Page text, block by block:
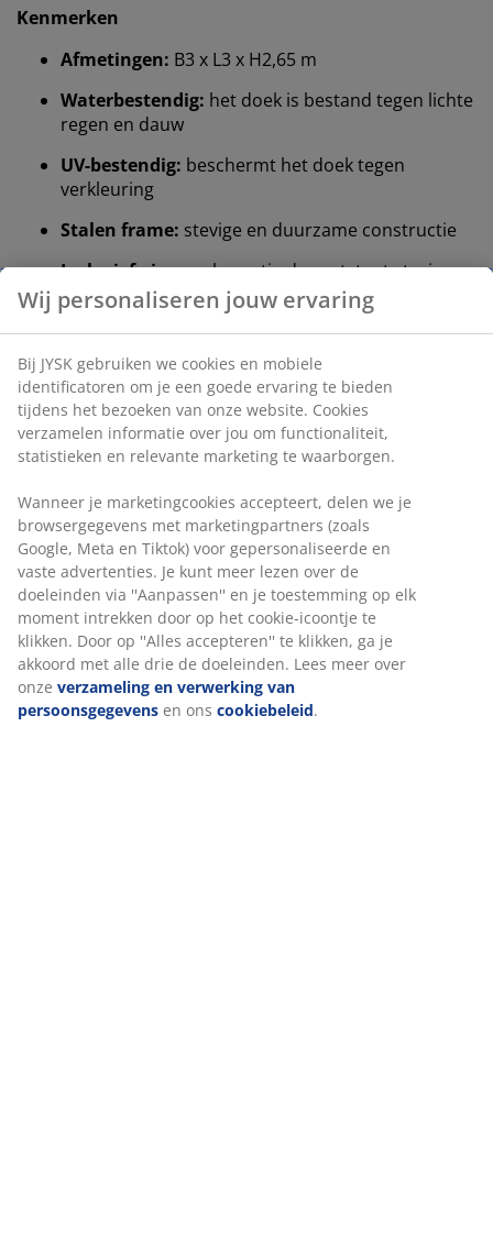
Kenmerken
Afmetingen: B3 x L3 x H2,65 m
Waterbestendig: het doek is bestand tegen lichte
regen en dauw
UV-bestendig: beschermt het doek tegen
verkleuring
Stalen frame: stevige en duurzame constructie
Inclusief pinnen:bevestig de partytent stevig
aan de grond
Creëer een gezellige buitenruimte:ideaal voor
buitenevenementen of om te ontspannen in je
tuin
Zijpanelen:apart verkrijgbaar
Waterbestendig
Het doek is waterbestendig, zodat je zonder zorgen
van je buitenruimte kunt genieten, zelfs bij lichte regen
of dauw. Met een hydrostatische druk van 1000 mm
houdt het doek je droog bij milde
weersomstandigheden.
UV-bestendig
De polyester stof is UV-bestendig. Dit betekent dat de
stof bestand is tegen blootstelling aan de zon zonder
dat de kleur vervaagt.